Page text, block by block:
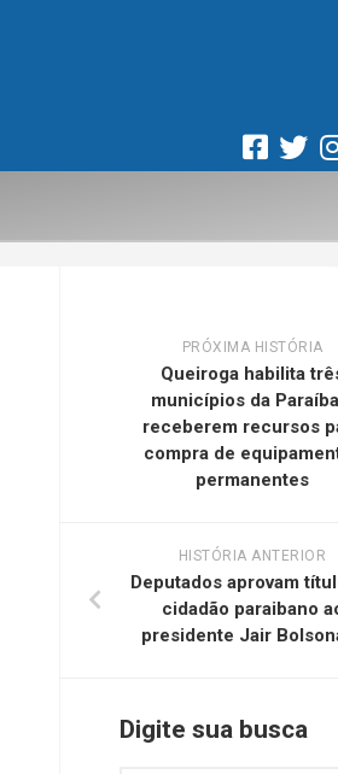
PRÓXIMA HISTÓRIA
Queiroga habilita
municípios da
receberem recursos
compra de
permanentes
HISTÓRIA ANTERIOR
Deputados aprovam
cidadão paraibano
presidente Jair
Digite sua busca